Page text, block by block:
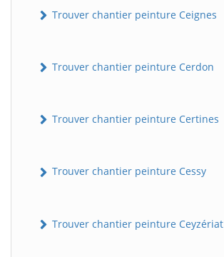
Trouver chantier peinture Ceignes
Trouver chantier peinture Cerdon
Trouver chantier peinture Certines
Trouver chantier peinture Cessy
Trouver chantier peinture Ceyzériat